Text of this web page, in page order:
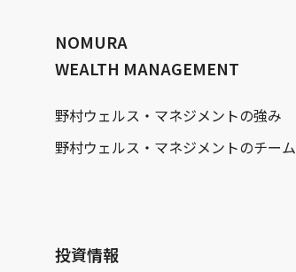
NOMURA
WEALTH MANAGEMENT
野村ウェルス・マネジメントの強み
野村ウェルス・マネジメントのチーム
投資情報